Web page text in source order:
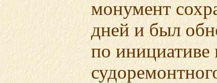
монумент
дней и был
по инициативе